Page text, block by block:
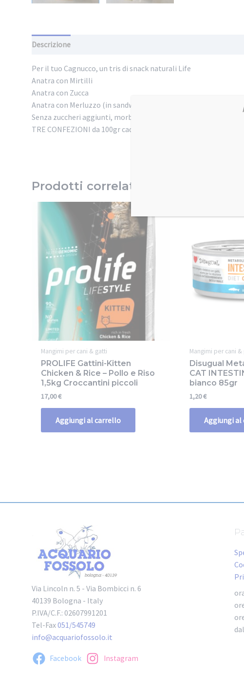
Descrizione
Per il tuo Cagnucco, un tris di snack naturali Life
Anatra con Mirtilli
Anatra con Zucca
Anatra con Merluzzo (in sandwich)
Senza zuccheri aggiunti, morbidi di alta qualità organolettica
TRE CONFEZIONI da 100gr cadauna (Totale 300gr)
Prodotti correlati
Mangimi per cani & gatti
PROLIFE Gattini-Kitten
Chicken & Rice – Pollo e Riso
1,5kg Croccantini piccoli
17,00€
Aggiungi al carrello
Mangimi per cani &
Disugual
CAT
bianco 85gr
1,20€
Aggiungi
Via Lincoln n. 5 - Via Bombicci n. 6
40139 Bologna - Italy
P.IVA/C.F.: 02607991201
Tel-Fax051/545749
info@acquariofossolo.it
Facebook Instagram